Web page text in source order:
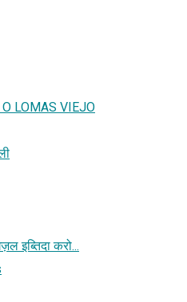
LOMAS VIEJO
इब्तिदा करो...